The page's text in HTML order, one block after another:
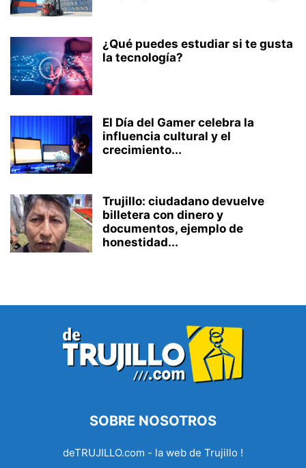
¿Qué puedes estudiar si te gusta
la tecnología?
El Día del Gamer celebra la
influencia cultural y el
crecimiento...
Trujillo: ciudadano devuelve
billetera con dinero y
documentos, ejemplo de
honestidad...
SOBRE NOSOTROS
deTRUJILLO.com - la web de Trujillo !